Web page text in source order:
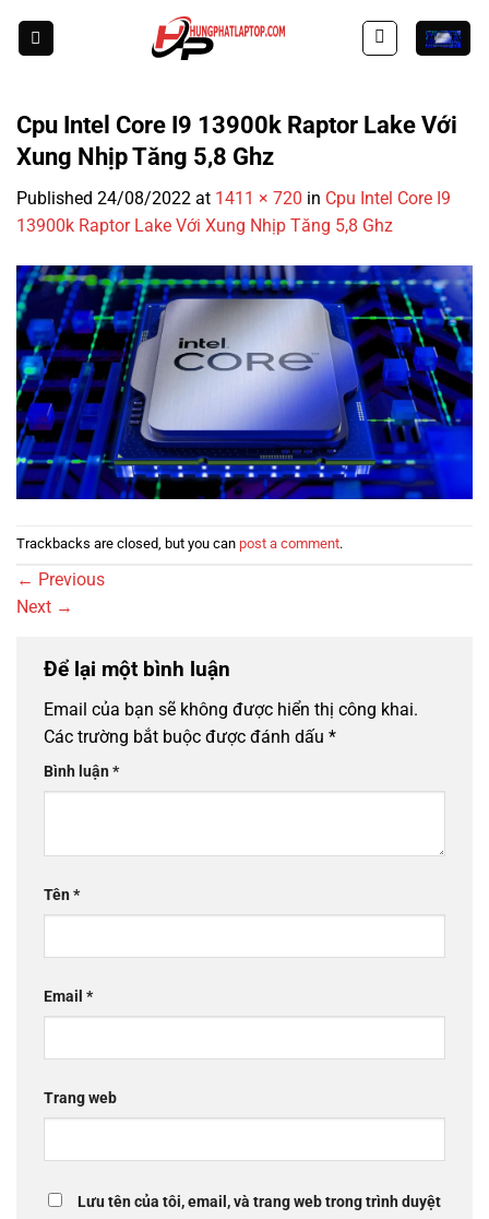
Cpu Intel Core I9 13900k Raptor Lake Với
Xung Nhịp Tăng 5,8 Ghz
Published 24/08/2022 at 1411 × 720 in Cpu Intel Core I9
13900k Raptor Lake Với Xung Nhịp Tăng 5,8 Ghz
Trackbacks are closed, but you can post a comment.
← Previous
Next →
Để lại một bình luận
Email của bạn sẽ không được hiển thị công khai.
Các trường bắt buộc được đánh dấu *
Bình luận*
Tên*
Email *
Trang web
Lưu tên của tôi, email, và trang web trong trình duyệt